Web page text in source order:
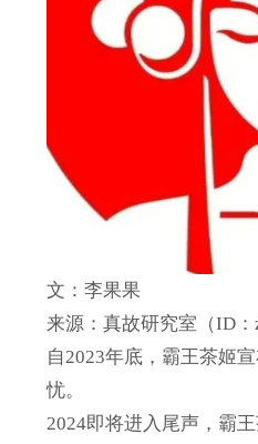
文：李果果
来源：真故研究室（ID：
自2023年底，霸王茶姬
忧。
2024即将进入尾声，霸